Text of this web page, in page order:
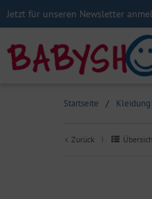
Jetzt für unseren Newsletter
Startseite / Kleidung
Zurück |